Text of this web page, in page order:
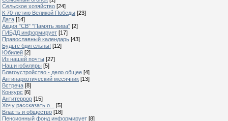
Сельское хозяйство [24]
К 70-летию Великой Победы [23]
Дата [14]
Акция "СВ" "Память жива" [2]
ГИБДД информирует [17]
Православный календарь [43]
Будьте бдительны! [12]
Юбилей [2]
Из нашей почты [27]
Наши юбиляры [5]
Благоустройство - дело общее [4]
Антинаркотический месячник [13]
Встреча [8]
Конкурс [6]
Антитеррор [15]
Хочу рассказать о...
[5]
Власть и общество [18]
Пенсионный фонд информирует [8]